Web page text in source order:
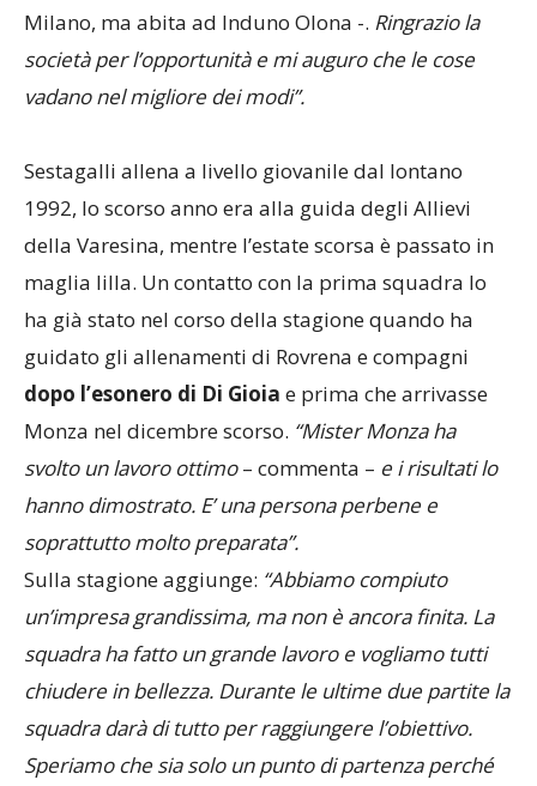
Milano, ma abita ad Induno Olona -. Ringrazio la
società per l’opportunità e mi auguro che le cose
vadano nel migliore dei modi”.
Sestagalli allena a livello giovanile dal lontano
1992, lo scorso anno era alla guida degli Allievi
della Varesina, mentre l’estate scorsa è passato in
maglia lilla. Un contatto con la prima squadra lo
ha già stato nel corso della stagione quando ha
guidato gli allenamenti di Rovrena e compagni
dopo l’esonero di Di Gioia e prima che arrivasse
Monza nel dicembre scorso. “Mister Monza ha
svolto un lavoro ottimo– commenta – e i risultati lo
hanno dimostrato. E’ una persona perbene e
soprattutto molto preparata”.
Sulla stagione aggiunge: “Abbiamo compiuto
un’impresa grandissima, ma non è ancora finita. La
squadra ha fatto un grande lavoro e vogliamo tutti
chiudere in bellezza. Durante le ultime due partite la
squadra darà di tutto per raggiungere l’obiettivo.
Speriamo che sia solo un punto di partenza perché